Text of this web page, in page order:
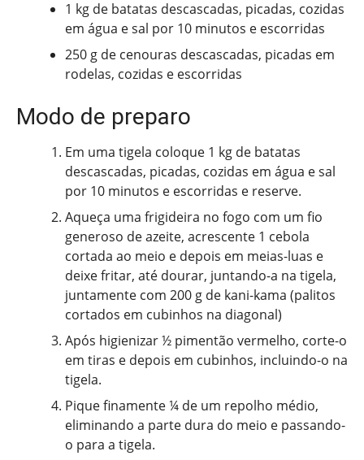
1 kg de batatas descascadas, picadas, cozidas
em água e sal por 10 minutos e escorridas
250 g de cenouras descascadas, picadas em
rodelas, cozidas e escorridas
Modo de preparo
Em uma tigela coloque 1 kg de batatas
descascadas, picadas, cozidas em água e sal
por 10 minutos e escorridas e reserve.
Aqueça uma frigideira no fogo com um fio
generoso de azeite, acrescente 1 cebola
cortada ao meio e depois em meias-luas e
deixe fritar, até dourar, juntando-a na tigela,
juntamente com 200 g de kani-kama (palitos
cortados em cubinhos na diagonal)
Após higienizar ½ pimentão vermelho, corte-o
em tiras e depois em cubinhos, incluindo-o na
tigela.
Pique finamente ¼ de um repolho médio,
eliminando a parte dura do meio e passando-
o para a tigela.